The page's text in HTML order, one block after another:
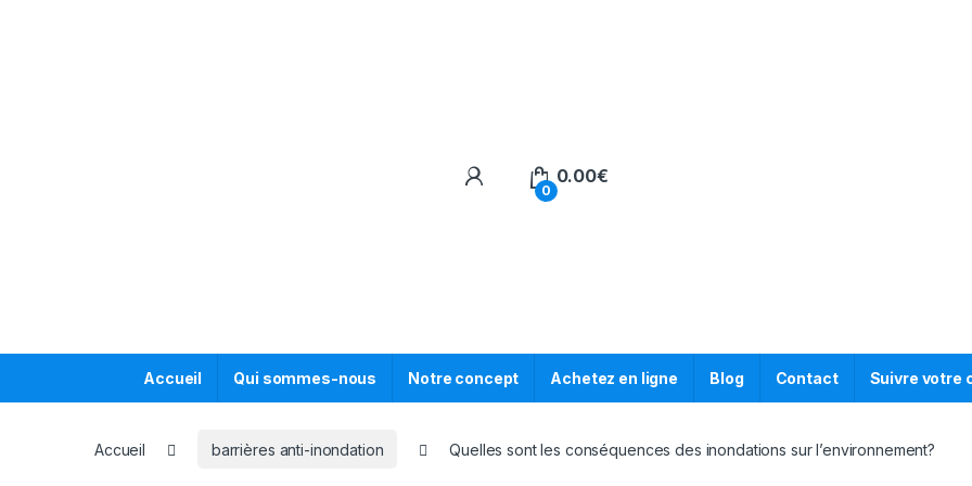
0
0.00€
Accueil Qui sommes-nous Notre concept Achetez en ligne Blog Contact Suivre votre
Accueil barrières anti-inondation Quelles sont les conséquences des inondations sur l’environnement?